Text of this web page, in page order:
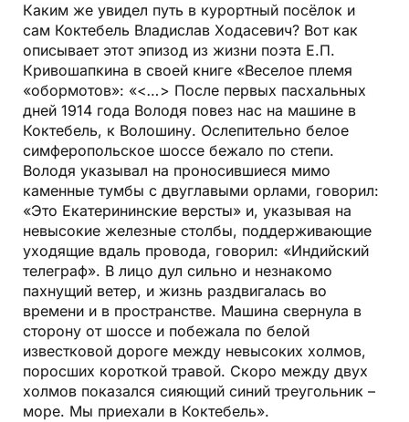
Каким же увидел путь в курортный посёлок и
сам Коктебель Владислав Ходасевич? Вот как
описывает этот эпизод из жизни поэта Е.П.
Кривошапкина в своей книге «Веселое племя
«обормотов»: «<…> После первых пасхальных
дней 1914 года Володя повез нас на машине в
Коктебель, к Волошину. Ослепительно белое
симферопольское шоссе бежало по степи.
Володя указывал на проносившиеся мимо
каменные тумбы с двуглавыми орлами, говорил:
«Это Екатерининские версты» и, указывая на
невысокие железные столбы, поддерживающие
уходящие вдаль провода, говорил: «Индийский
телеграф». В лицо дул сильно и незнакомо
пахнущий ветер, и жизнь раздвигалась во
времени и в пространстве. Машина свернула в
сторону от шоссе и побежала по белой
известковой дороге между невысоких холмов,
поросших короткой травой. Скоро между двух
холмов показался сияющий синий треугольник –
море. Мы приехали в Коктебель».